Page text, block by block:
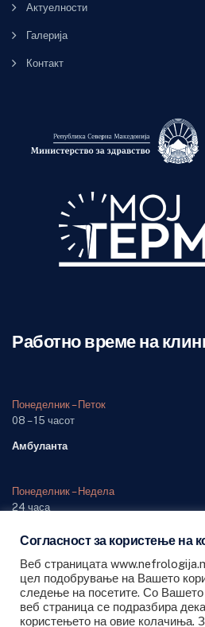
Актуелности
Галерија
Контакт
Работно време на
Понеделник – Петок
08 – 15 часот
Амбуланта
Понеделник – Недела
24 часа
Одделение (дежурна служба)
Согласност за користење на
Веб страницата
цел подобрување на Вашето
следење на посетите. Со
веб страница се подразбира
користењето на овие колачиња.